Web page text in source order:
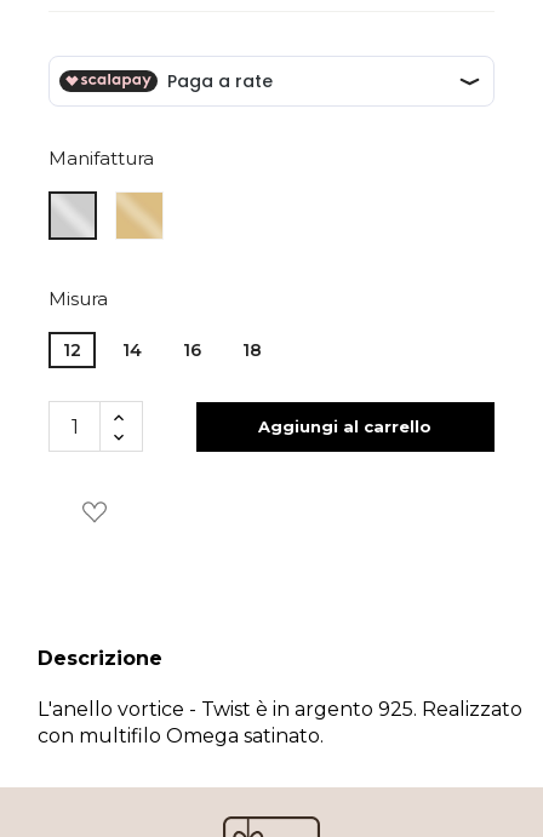
Manifattura
ARGENTO
BIANCOGIALLO
Misura
12 14 16 18
Aggiungi al carrello
Descrizione
L'anello vortice - Twist è in argento 925. Realizzato
con multifilo Omega satinato.
Wishlist ×